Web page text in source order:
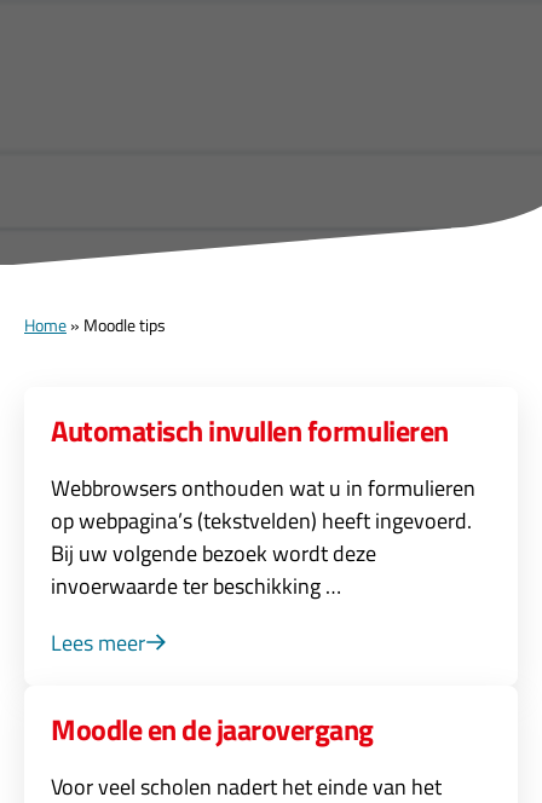
Home» Moodle tips
Automatisch invullen formulieren
Webbrowsers onthouden wat u in formulieren
op webpagina’s (tekstvelden) heeft ingevoerd.
Bij uw volgende bezoek wordt deze
invoerwaarde ter beschikking …
Lees meer
Moodle en de jaarovergang
Voor veel scholen nadert het einde van het